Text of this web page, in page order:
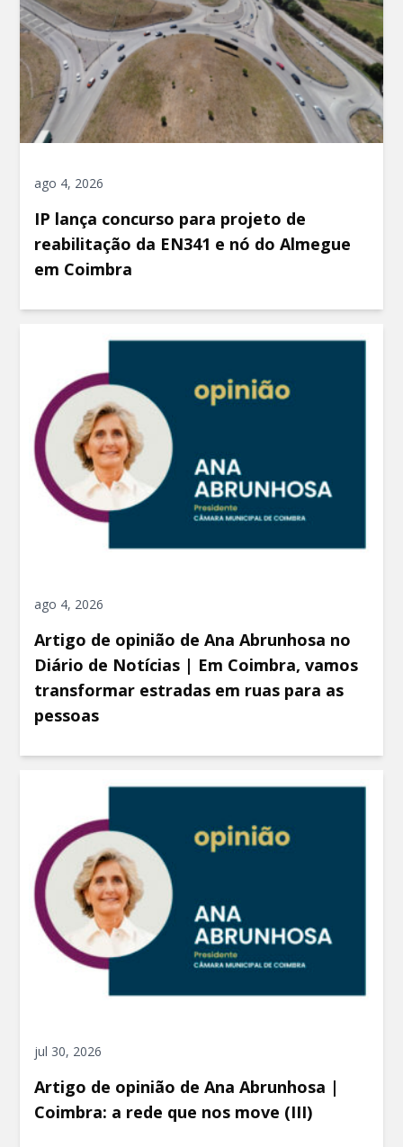
ago 4, 2026
IP lança concurso para projeto de
reabilitação da EN341 e nó do Almegue
em Coimbra
ago 4, 2026
Artigo de opinião de Ana Abrunhosa no
Diário de Notícias | Em Coimbra, vamos
transformar estradas em ruas para as
pessoas
jul 30, 2026
Artigo de opinião de Ana Abrunhosa |
Coimbra: a rede que nos move (III)